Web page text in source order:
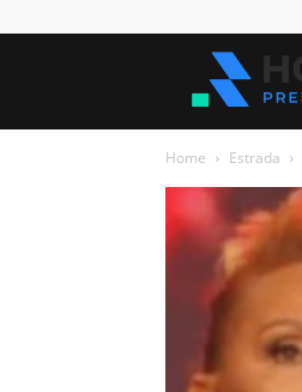
Home Estrada